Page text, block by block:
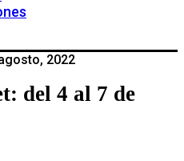
2022
del 4 al 7 de